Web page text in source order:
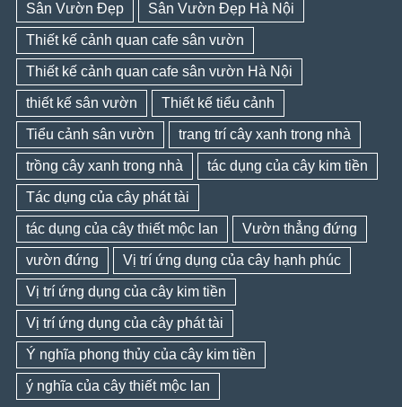
Sân Vườn Đẹp Sân Vườn Đẹp Hà Nội
Thiết kế cảnh quan cafe sân vườn
Thiết kế cảnh quan cafe sân vườn Hà Nội
thiết kế sân vườn Thiết kế tiểu cảnh
Tiểu cảnh sân vườn trang trí cây xanh trong nhà
trồng cây xanh trong nhà tác dụng của cây kim tiền
Tác dụng của cây phát tài
tác dụng của cây thiết mộc lan Vườn thẳng đứng
vườn đứng Vị trí ứng dụng của cây hạnh phúc
Vị trí ứng dụng của cây kim tiền
Vị trí ứng dụng của cây phát tài
Ý nghĩa phong thủy của cây kim tiền
ý nghĩa của cây thiết mộc lan